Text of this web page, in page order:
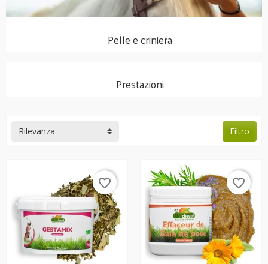
Pelle e criniera
Prestazioni
Filtro
Rilevanza
favorite_border favorite_border